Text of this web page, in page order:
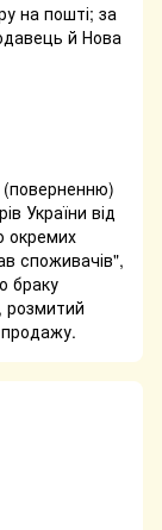
на пошті; за
й Нова
(поверненню)
України від
окремих
споживачів",
браку
розмитий